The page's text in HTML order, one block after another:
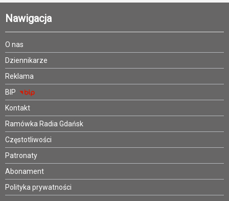
Nawigacja
O nas
Dziennikarze
Reklama
BIP
Kontakt
Ramówka Radia Gdańsk
Częstotliwości
Patronaty
Abonament
Polityka prywatności